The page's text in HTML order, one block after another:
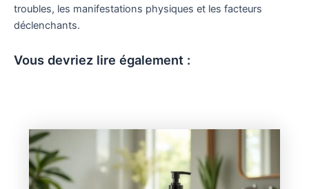
troubles, les manifestations physiques et les facteurs
déclenchants.
Vous devriez lire également :